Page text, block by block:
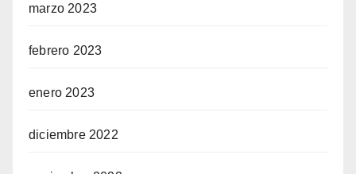
marzo 2023
febrero 2023
enero 2023
diciembre 2022